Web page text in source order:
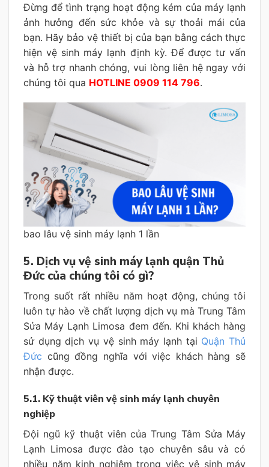
Đừng để tình trạng hoạt động kém của máy lạnh
ảnh hưởng đến sức khỏe và sự thoải mái của
bạn. Hãy bảo vệ thiết bị của bạn bằng cách thực
hiện vệ sinh máy lạnh định kỳ. Để được tư vấn
và hỗ trợ nhanh chóng, vui lòng liên hệ ngay với
chúng tôi qua HOTLINE 0909 114 796.
bao lâu vệ sinh máy lạnh 1 lần
5. Dịch vụ vệ sinh máy lạnh quận Thủ
Đức của chúng tôi có gì?
Trong suốt rất nhiều năm hoạt động, chúng tôi
luôn tự hào về chất lượng dịch vụ mà Trung Tâm
Sửa Máy Lạnh Limosa đem đến. Khi khách hàng
sử dụng dịch vụ vệ sinh máy lạnh tại Quận Thủ
Đức cũng đồng nghĩa với việc khách hàng sẽ
nhận được.
5.1. Kỹ thuật viên vệ sinh máy lạnh chuyên
nghiệp
Đội ngũ kỹ thuật viên của Trung Tâm Sửa Máy
Lạnh Limosa được đào tạo chuyên sâu và có
nhiều năm kinh nghiệm trong việc vệ sinh máy